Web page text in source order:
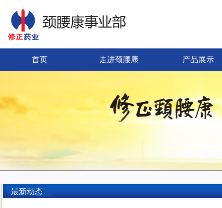
首页 走进颈腰康 产品展示
最新动态